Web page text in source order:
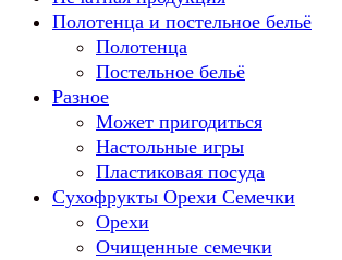
Полотенца и постельное бельё
Полотенца
Постельное бельё
Разное
Может пригодиться
Настольные игры
Пластиковая посуда
Сухофрукты Орехи Семечки
Орехи
Очищенные семечки